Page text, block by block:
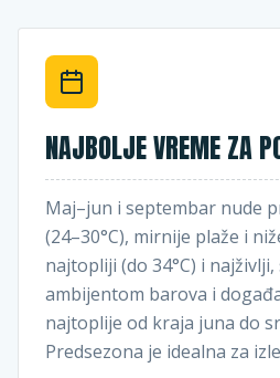
NAJBOLJE VREME ZA
Maj–jun i septembar nude
(24–30°C), mirnije plaže i
najtopliji (do 34°C) i
ambijentom barova i
najtoplije od kraja juna do
Predsezona je idealna za